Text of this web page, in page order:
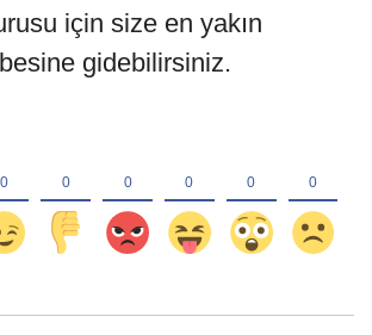
için size en yakın
gidebilirsiniz.